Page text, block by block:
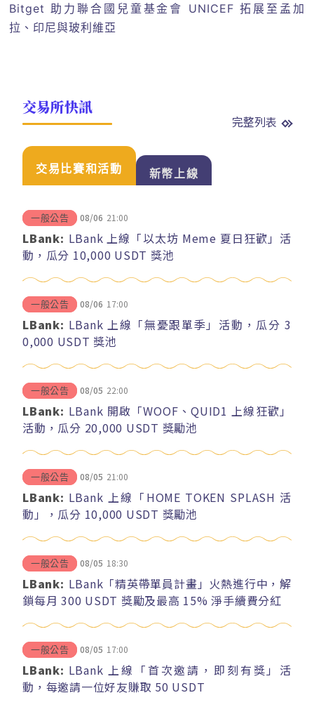
Bitget 助力聯合國兒童基金會 UNICEF 拓展至孟加
拉、印尼與玻利維亞
交易所快訊
完整列表
交易比賽和活動 新幣上線
一般公告 08/06 21:00
LBank: LBank 上線「以太坊 Meme 夏日狂歡」活
動，瓜分 10,000 USDT 獎池
一般公告 08/06 17:00
LBank: LBank 上線「無憂跟單季」活動，瓜分 3
0,000 USDT 獎池
一般公告 08/05 22:00
LBank: LBank 開啟「WOOF、QUID1 上線狂歡」
活動，瓜分 20,000 USDT 獎勵池
一般公告 08/05 21:00
LBank: LBank 上線「HOME TOKEN SPLASH 活
動」，瓜分 10,000 USDT 獎勵池
一般公告 08/05 18:30
LBank: LBank「精英帶單員計畫」火熱進行中，解
鎖每月 300 USDT 獎勵及最高 15% 淨手續費分紅
一般公告 08/05 17:00
LBank: LBank 上線「首次邀請，即刻有獎」活
動，每邀請一位好友賺取 50 USDT